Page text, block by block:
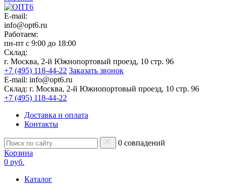
E-mail:
info@opt6.ru
Работаем:
пн-пт с 9:00 до 18:00
Склад:
г. Москва, 2-й Южнопортовый проезд, 10 стр. 96
+7 (495) 118-44-22 Заказать звонок
E-mail: info@opt6.ru
Склад: г. Москва, 2-й Южнопортовый проезд, 10 стр. 96
+7 (495) 118-44-22
Доставка и оплата
Контакты
0 совпадений
Корзина
0 руб.
Каталог